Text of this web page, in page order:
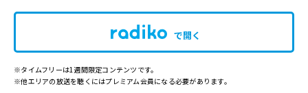
で開く
※タイムフリーは1週間限定コンテンツです。
※他エリアの放送を聴くにはプレミアム会員になる必要があります。